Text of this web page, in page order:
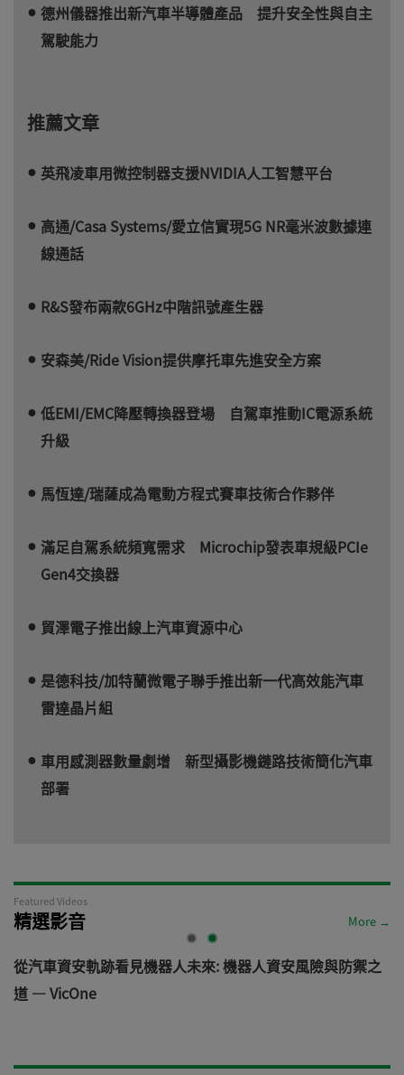
德州儀器推出新汽車半導體產品 提升安全性與自主
駕駛能力
推薦文章
英飛凌車用微控制器支援NVIDIA人工智慧平台
高通/Casa Systems/愛立信實現5G NR毫米波數據連
線通話
R&S發布兩款6GHz中階訊號產生器
安森美/Ride Vision提供摩托車先進安全方案
低EMI/EMC降壓轉換器登場 自駕車推動IC電源系統
升級
馬恆達/瑞薩成為電動方程式賽車技術合作夥伴
滿足自駕系統頻寬需求 Microchip發表車規級PCIe
Gen4交換器
貿澤電子推出線上汽車資源中心
是德科技/加特蘭微電子聯手推出新一代高效能汽車
雷達晶片組
車用感測器數量劇增 新型攝影機鏈路技術簡化汽車
部署
Featured Videos
精選影音 More →
從汽車資安軌跡看見機器人未來: 機器人資安風險與防禦之
道 — VicOne